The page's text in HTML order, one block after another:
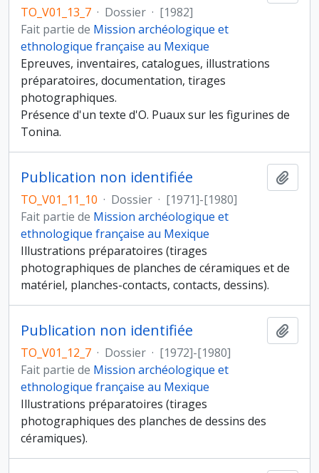
TO_V01_13_7 · Dossier · [1982]
Fait partie de Mission archéologique et
ethnologique française au Mexique
Epreuves, inventaires, catalogues, illustrations
préparatoires, documentation, tirages
photographiques.
Présence d'un texte d'O. Puaux sur les figurines de
Tonina.
Publication non identifiée
TO_V01_11_10 · Dossier · [1971]-[1980]
Fait partie de Mission archéologique et
ethnologique française au Mexique
Illustrations préparatoires (tirages
photographiques de planches de céramiques et de
matériel, planches-contacts, contacts, dessins).
Publication non identifiée
TO_V01_12_7 · Dossier · [1972]-[1980]
Fait partie de Mission archéologique et
ethnologique française au Mexique
Illustrations préparatoires (tirages
photographiques des planches de dessins des
céramiques).